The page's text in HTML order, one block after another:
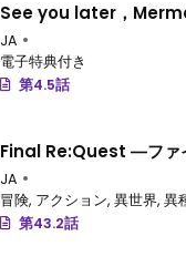
See you later，
JA
電子特典付き
第4.5話
Final Re:Quest ―ファ
JA
冒険, アクション,異世界,異
第43.2話